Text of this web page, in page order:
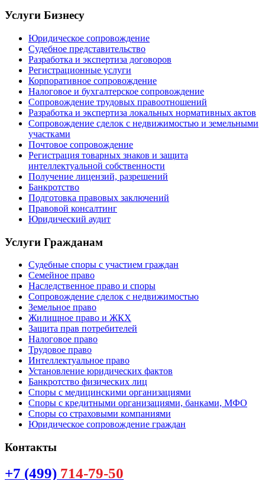
Услуги Бизнесу
Юридическое сопровождение
Судебное представительство
Разработка и экспертиза договоров
Регистрационные услуги
Корпоративное сопровождение
Налоговое и бухгалтерское сопровождение
Сопровождение трудовых правоотношений
Разработка и экспертиза локальных нормативных актов
Сопровождение сделок с недвижимостью и земельными
участками
Почтовое сопровождение
Регистрация товарных знаков и защита
интеллектуальной собственности
Получение лицензий, разрешений
Банкротство
Подготовка правовых заключений
Правовой консалтинг
Юридический аудит
Услуги Гражданам
Судебные споры с участием граждан
Семейное право
Наследственное право и споры
Сопровождение сделок с недвижимостью
Земельное право
Жилищное право и ЖКХ
Защита прав потребителей
Налоговое право
Трудовое право
Интеллектуальное право
Установление юридических фактов
Банкротство физических лиц
Споры с медицинскими организациями
Споры с кредитными организациями, банками, МФО
Споры со страховыми компаниями
Юридическое сопровождение граждан
Контакты
+7 (499) 714-79-50